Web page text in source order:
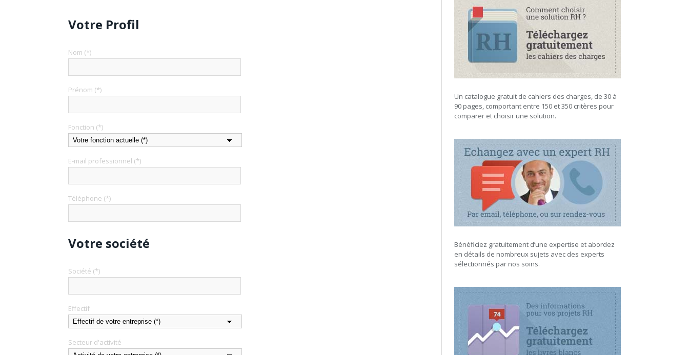
Votre Profil
Nom (*)
Prénom (*)
Fonction (*)
E-mail professionnel (*)
Téléphone (*)
Votre société
Société (*)
Effectif
Secteur d'activité
Un catalogue gratuit de cahiers des charges, de 30 à
90 pages, comportant entre 150 et 350 critères pour
comparer et choisir une solution.
Bénéficiez gratuitement d’une expertise et abordez
en détails de nombreux sujets avec des experts
sélectionnés par nos soins.